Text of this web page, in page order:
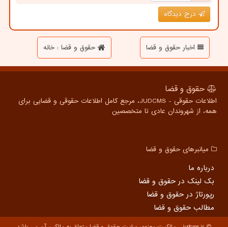
درج دیدگاه
اخبار حقوق و قضا حقوق و قضا : خانه
حقوق و قضا
اطلاعات حقوقی - JUDCMS، مرجع کامل اطلاعات حقوقی و قضایی برای
همه، از شهروندان عادی تا متخصصین
میانبرهای حقوق و قضا
درباره ما
بک لینک در حقوق و قضا
رپورتاژ در حقوق و قضا
مطالب حقوق و قضا